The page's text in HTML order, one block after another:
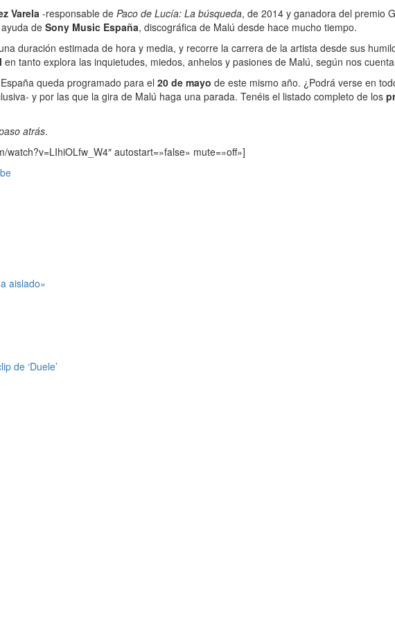
Varela -responsable de Paco de Lucía: La búsqueda, de 2014 y ganadora del premio
deSony Music España, discográfica de Malú desde hace mucho tiempo.
duración estimada de hora y media, y recorre la carrera de la artista desde sus
en tanto explora las inquietudes, miedos, anhelos y pasiones de Malú, según nos
queda programado para el 20 de mayo de este mismo año. ¿Podrá verse en
y por las que la gira de Malú haga una parada. Tenéis el listado completo de los
atrás.
watch?v=LIhiOLfw_W4″ autostart=»false» mute=»off»]
aislado»
de ‘Duele’